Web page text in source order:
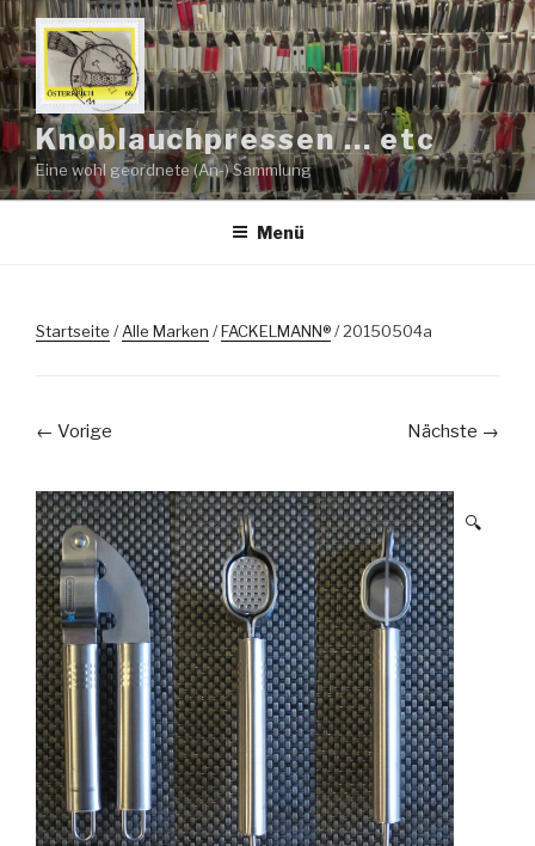
Zum
Inhalt
springen
Knoblauchpressen … etc
Eine wohl geordnete (An-) Sammlung
Menü
Startseite /Alle Marken /FACKELMANN®/ 20150504a
← Vorige Nächste →
🔍